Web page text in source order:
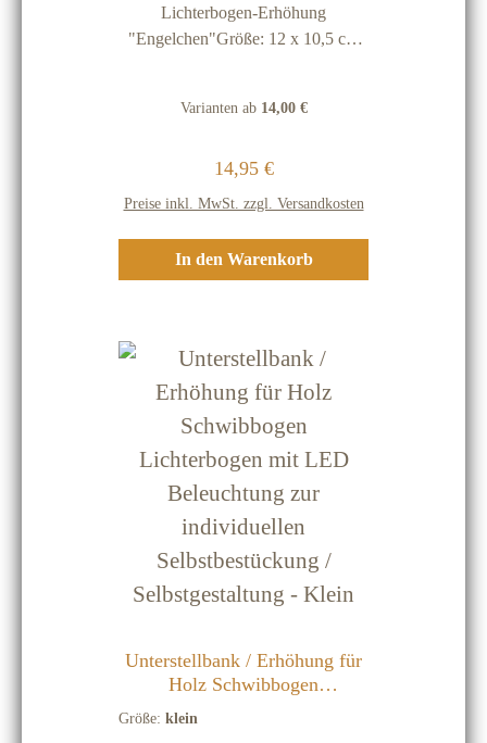
Lichterbogen-Erhöhung
"Engelchen"Größe: 12 x 10,5 cm
Füßen aus Holz natur mit Sägearbeit
Kerzenleuchtern oder zum Abstellen
von DekorationsfigurenWichtige
Innenräume Vor Feuchtigkeit
Varianten ab14,00 €
Regulärer Preis:
14,95 €
Preise inkl. MwSt. zzgl. Versandkosten
In den Warenkorb
Unterstellbank / Erhöhung für
Holz Schwibbogen
Lichterbogen mit LED
Größe: klein